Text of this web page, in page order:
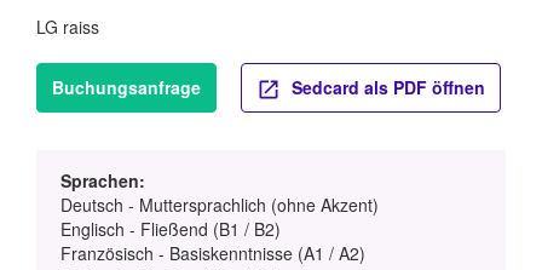
LG raiss
Buchungsanfrage Sedcard als PDF öffnen
Sprachen:
Deutsch - Muttersprachlich (ohne Akzent)
Englisch - Fließend (B1 / B2)
Französisch - Basiskenntnisse (A1 / A2)